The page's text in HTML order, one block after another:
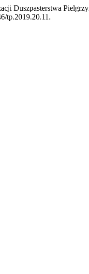
Duszpasterstwa
tp.2019.20.11.